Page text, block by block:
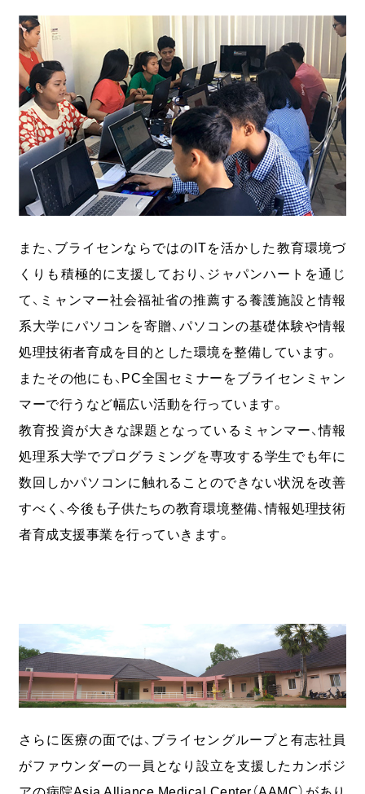
また、ブライセンならではのITを活かした教育環境づ
くりも積極的に支援しており、ジャパンハートを通じ
て、ミャンマー社会福祉省の推薦する養護施設と情報
系大学にパソコンを寄贈、パソコンの基礎体験や情報
処理技術者育成を目的とした環境を整備しています。
またその他にも、PC全国セミナーをブライセンミャン
マーで行うなど幅広い活動を行っています。
教育投資が大きな課題となっているミャンマー、情報
処理系大学でプログラミングを専攻する学生でも年に
数回しかパソコンに触れることのできない状況を改善
すべく、今後も子供たちの教育環境整備、情報処理技術
者育成支援事業を行っていきます。
さらに医療の面では、ブライセングループと有志社員
がファウンダーの一員となり設立を支援したカンボジ